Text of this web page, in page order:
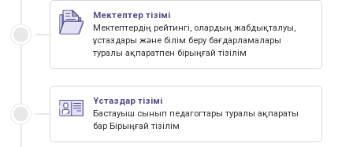
Мектептер тізімі
Мектептердің рейтингі, олардың жабдықталуы,
ұстаздары және білім беру бағдарламалары
туралы ақпаратпен бірыңғай тізілім
Ұстаздар тізімі
Бастауыш сынып педагогтары туралы ақпараты
бар Бірыңғай тізілім